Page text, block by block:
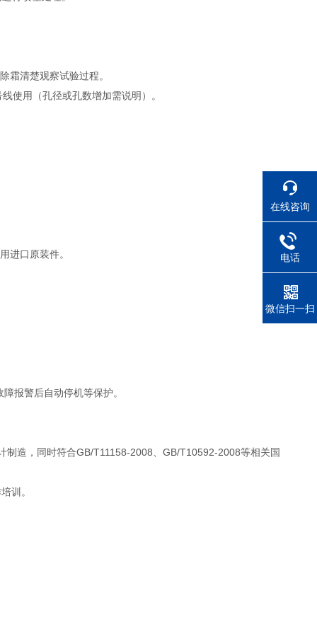
霜清楚观察试验过程。
使用（孔径或孔数增加需说明）。
进口原装件。
报警后自动停机等保护。
造，同时符合GB/T11158-2008、GB/T10592-2008等相关国
训。
在线咨询
电话
微信扫一扫